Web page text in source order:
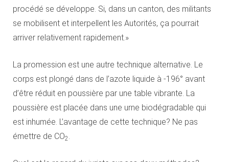
procédé se développe. Si, dans un canton, des militants
se mobilisent et interpellent les Autorités, ça pourrait
arriver relativement rapidement.»
La promession est une autre technique alternative. Le
corps est plongé dans de l’azote liquide à -196° avant
d’être réduit en poussière par une table vibrante. La
poussière est placée dans une urne biodégradable qui
est inhumée. L’avantage de cette technique? Ne pas
émettre de CO2